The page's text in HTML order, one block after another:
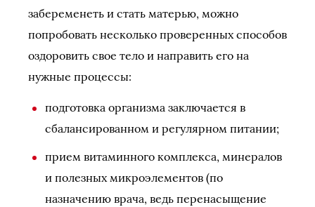
забеременеть и стать матерью, можно
попробовать несколько проверенных способов
оздоровить свое тело и направить его на
нужные процессы:
подготовка организма заключается в
сбалансированном и регулярном питании;
прием витаминного комплекса, минералов
и полезных микроэлементов (по
назначению врача, ведь перенасыщение